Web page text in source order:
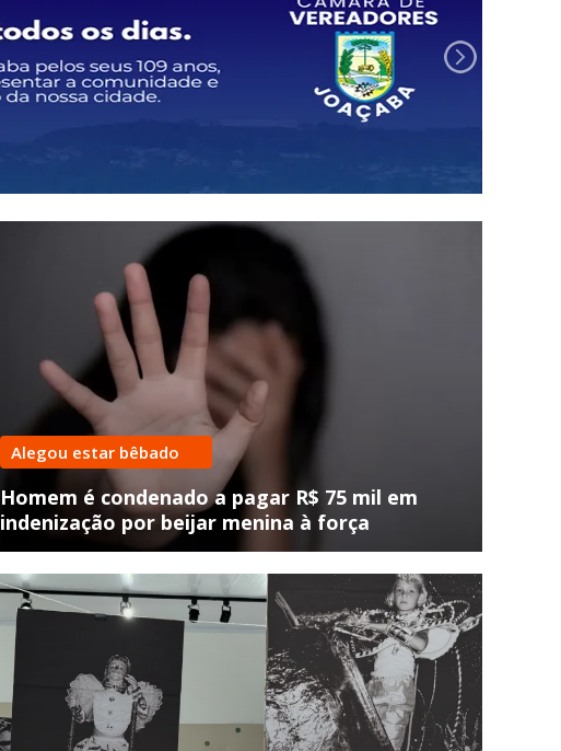
Resgatadas pelos Bombeiros
Alegou estar bêbado
Homem é condenado a pagar R$ 75 mil em
indenização por beijar menina à força